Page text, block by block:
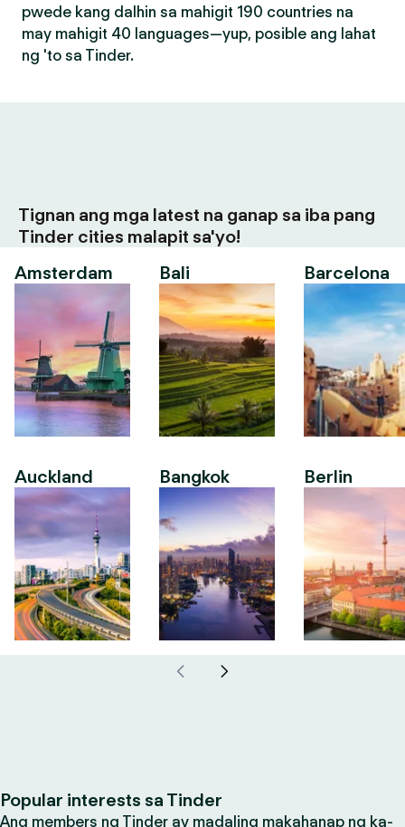
pwede kang dalhin sa mahigit 190 countries na
may mahigit 40 languages—yup, posible ang lahat
ng 'to sa Tinder.
Tignan ang mga latest na ganap sa iba pang
Tinder cities malapit sa'yo!
Amsterdam
Auckland
Bali
Bangkok
Barcelona
Berlin
Popular interests sa Tinder
Ang members ng Tinder ay madaling makahanap ng ka-